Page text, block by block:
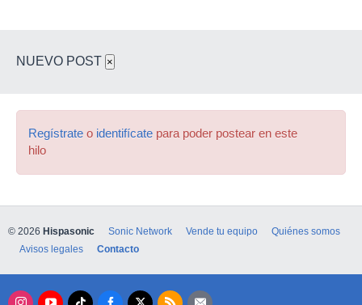
NUEVO POST ×
Regístrate o identifícate para poder postear en este
hilo
© 2026 Hispasonic Sonic Network Vende tu equipo
Quiénes somos
Avisos legales
Contacto